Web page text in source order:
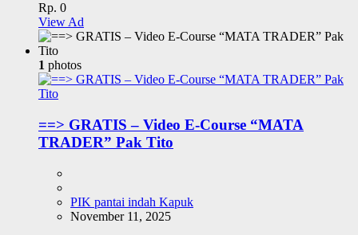
Rp. 0
View Ad
1 photos
==> GRATIS – Video E-Course “MATA
TRADER” Pak Tito
PIK pantai indah Kapuk
November 11, 2025